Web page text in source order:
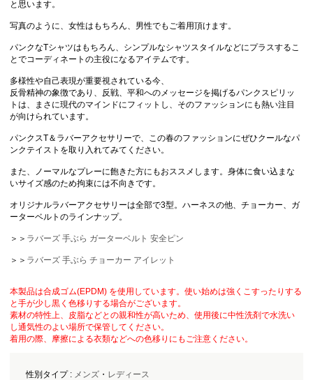
と思います。
写真のように、女性はもちろん、男性でもご着用頂けます。
パンクなTシャツはもちろん、シンプルなシャツスタイルなどにプラスするこ
とでコーディネートの主役になるアイテムです。
多様性や自己表現が重要視されている今、
反骨精神の象徴であり、反戦、平和へのメッセージを掲げるパンクスピリッ
トは、まさに現代のマインドにフィットし、そのファッションにも熱い注目
が向けられています。
パンクスT＆ラバーアクセサリーで、この春のファッションにぜひクールなパ
ンクテイストを取り入れてみてください。
また、ノーマルなプレーに飽きた方にもおススメします。身体に食い込まな
いサイズ感のため拘束には不向きです。
オリジナルラバーアクセサリーは全部で3型。ハーネスの他、チョーカー、ガ
ーターベルトのラインナップ。
＞＞ ラバーズ 手ぶら ガーターベルト 安全ピン
＞＞ ラバーズ 手ぶら チョーカー アイレット
本製品は合成ゴム(EPDM) を使用しています。使い始めは強くこすったりする
と手が少し黒く色移りする場合がございます。
素材の特性上、皮脂などとの親和性が高いため、使用後に中性洗剤で水洗い
し通気性のよい場所で保管してください。
着用の際、摩擦による衣類などへの色移りにもご注意ください。
性別タイプ : メンズ・ レディース